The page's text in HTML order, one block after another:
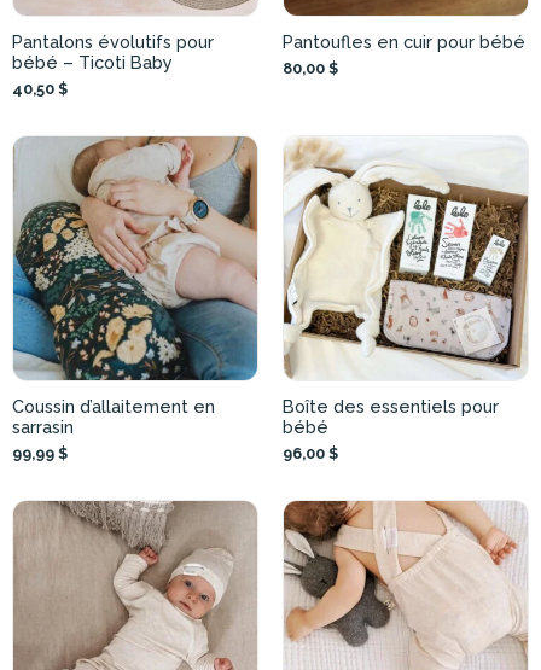
Pantalons évolutifs pour
bébé – Ticoti Baby
40,50 $
Pantoufles en cuir pour bébé
80,00 $
Coussin d’allaitement en
sarrasin
99,99 $
Boîte des essentiels pour
bébé
96,00 $